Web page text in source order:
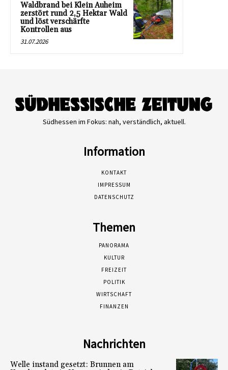
Waldbrand bei Klein Auheim
zerstört rund 2,5 Hektar Wald
und löst verschärfte
Kontrollen aus
31.07.2026
Südhessen im Fokus: nah, verständlich, aktuell.
Information
KONTAKT
IMPRESSUM
DATENSCHUTZ
Themen
PANORAMA
KULTUR
FREIZEIT
POLITIK
WIRTSCHAFT
FINANZEN
Nachrichten
Welle instand gesetzt: Brunnen am